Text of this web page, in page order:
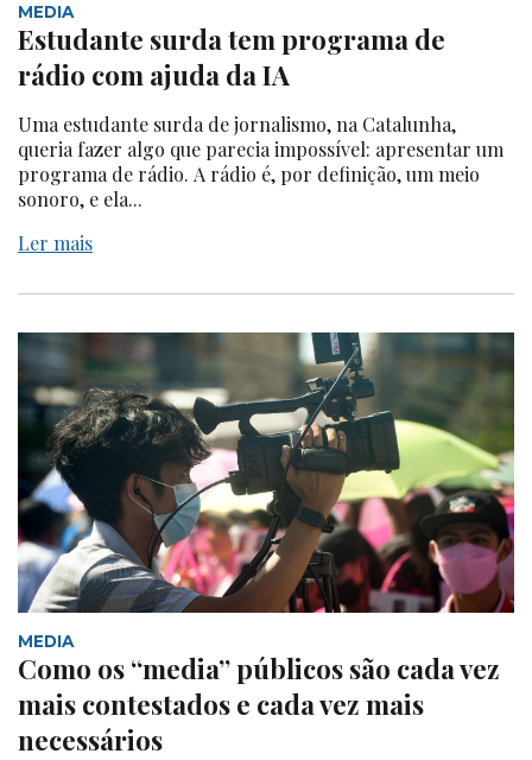
MEDIA
Estudante surda tem programa de
rádio com ajuda da IA
Uma estudante surda de jornalismo, na Catalunha,
queria fazer algo que parecia impossível: apresentar um
programa de rádio. A rádio é, por definição, um meio
sonoro, e ela...
Ler mais
MEDIA
Como os “media” públicos são cada vez
mais contestados e cada vez mais
necessários